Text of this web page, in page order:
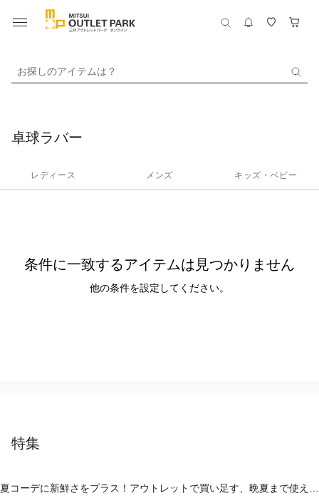
お探しのアイテムは？
卓球ラバー
レディース メンズ キッズ・ベビー
条件に一致するアイテムは見つかりません
他の条件を設定してください。
特集
夏コーデに新鮮さをプラス！アウトレットで買い足す、晩夏まで使える